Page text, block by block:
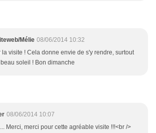
Mélie 08/06/2014 10:32
la visite ! Cela donne envie de s'y rendre, surtout
soleil ! Bon dimanche
08/06/2014 10:07
Merci, merci pour cette agréable visite !!!<br />